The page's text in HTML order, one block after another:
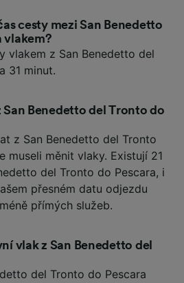
cesty mezi San Benedetto
vlakem?
vlakem z San Benedetto del
31 minut.
San Benedetto del Tronto do
z San Benedetto del Tronto
museli měnit vlaky. Existují 21
del Tronto do Pescara, i
přesném datu odjezdu
přímých služeb.
vlak z San Benedetto del
del Tronto do Pescara